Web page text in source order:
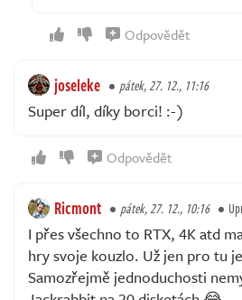
Odpovědět
joseleke pátek, 27. 12., 11:16
Super díl, díky borci! :-)
Odpovědět
Ricmont pátek, 27. 12., 10:16
I přes všechno to RTX, 4K atd
hry svoje kouzlo. Už jen pro tu
Samozřejmě jednoduchosti